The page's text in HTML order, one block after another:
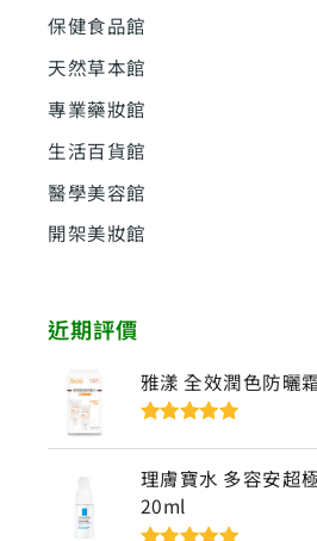
:保健食品館
天然草本館
專業藥妝館
生活百貨館
醫學美容館
開架美妝館
近期評價
雅漾 全效潤色防曬
5
理膚寶水 多容安超
20ml